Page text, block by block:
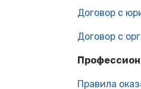
Договор с
Договор с
Правила